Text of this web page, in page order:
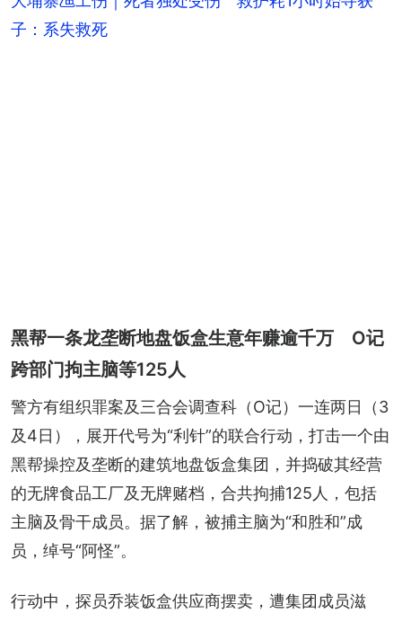
子：系失救死
黑帮一条龙垄断地盘饭盒生意年赚逾千万 O记
跨部门拘主脑等125人
警方有组织罪案及三合会调查科（O记）一连两日（3
及4日），展开代号为“利针”的联合行动，打击一个由
黑帮操控及垄断的建筑地盘饭盒集团，并捣破其经营
的无牌食品工厂及无牌赌档，合共拘捕125人，包括
主脑及骨干成员。据了解，被捕主脑为“和胜和”成
员，绰号“阿怪”。
行动中，探员乔装饭盒供应商摆卖，遭集团成员滋